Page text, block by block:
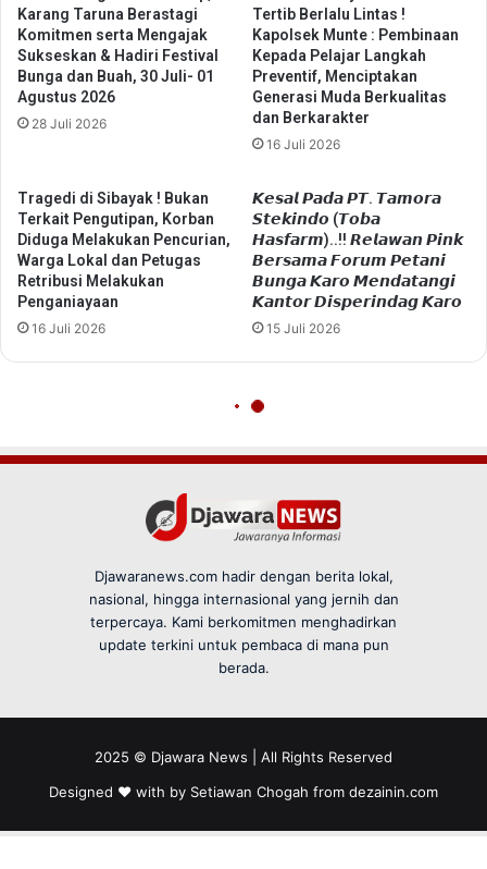
Djawaranews.com hadir dengan berita lokal,
nasional, hingga internasional yang jernih dan
terpercaya. Kami berkomitmen menghadirkan
update terkini untuk pembaca di mana pun
berada.
2025 © Djawara News | All Rights Reserved
Designed ❤️ with by Setiawan Chogah from dezainin.com